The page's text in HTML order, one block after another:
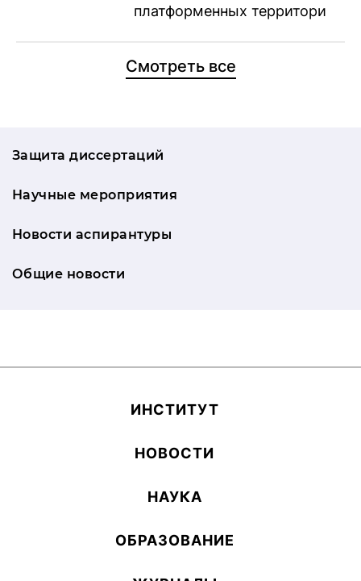
платформенных территори
Смотреть все
Защита диссертаций
Научные мероприятия
Новости аспирантуры
Общие новости
ИН­СТИ­ТУТ
НОВОСТИ
НАУКА
ОБ­РА­ЗОВА­НИЕ